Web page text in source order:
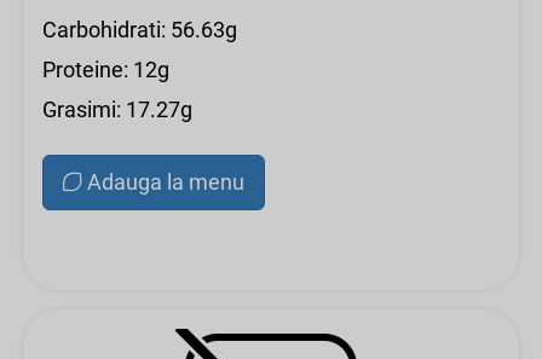
Carbohidrati: 56.63g
Proteine: 12g
Grasimi: 17.27g
Adauga la menu